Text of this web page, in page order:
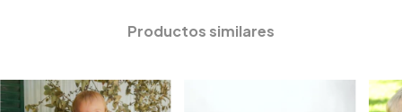
Productos similares